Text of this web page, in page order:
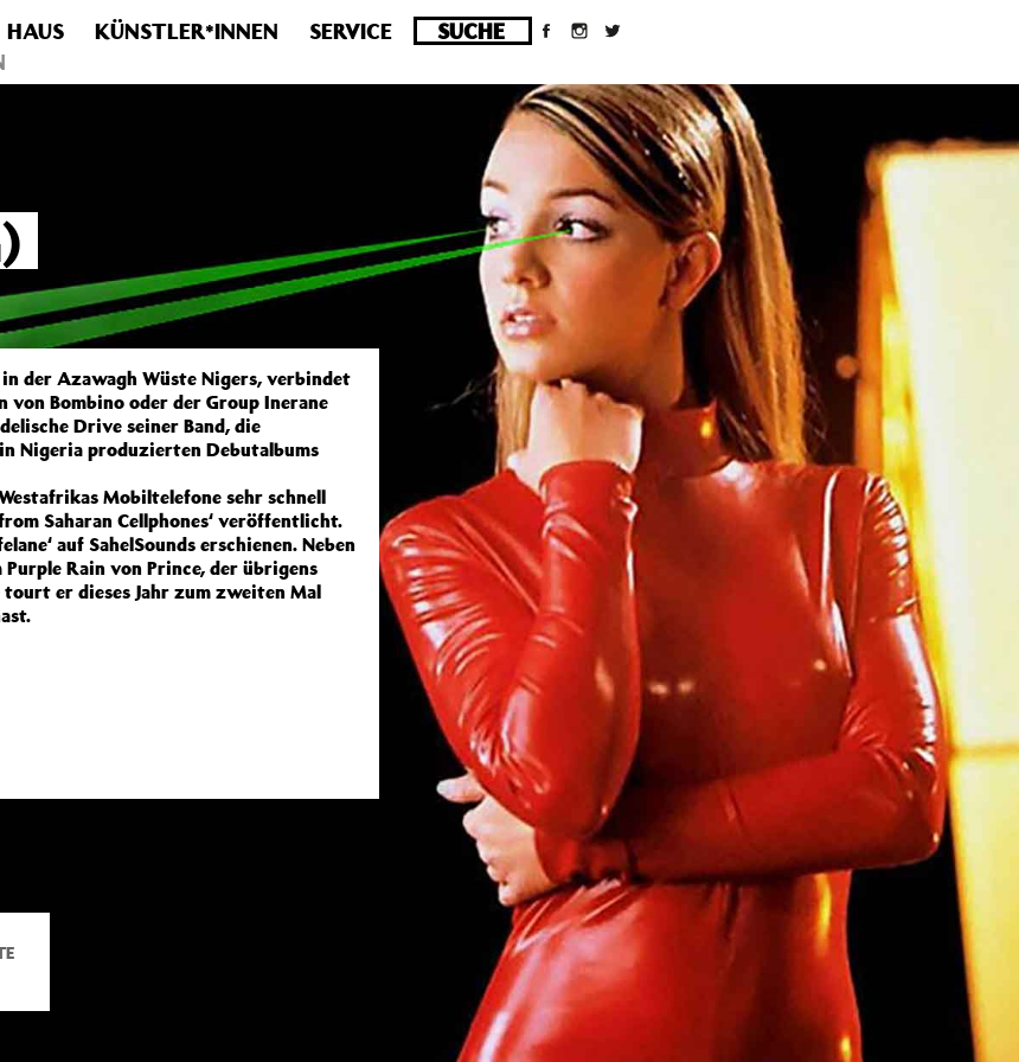
Verwende stattdessen get_permalink(). in
/homepages/10/d43051023/htdocs/wordpress/wp-
HAUS KÜNSTLER*INNEN
SERVICE
der Azawagh Wüste Nigers, verbindet
von Bombino oder der Group Inerane
Drive seiner Band, die
Nigeria produzierten Debutalbums
Mobiltelefone sehr schnell
Saharan Cellphones‘ veröffentlicht.
auf SahelSounds erschienen. Neben
Purple Rain von Prince, der übrigens
er dieses Jahr zum zweiten Mal